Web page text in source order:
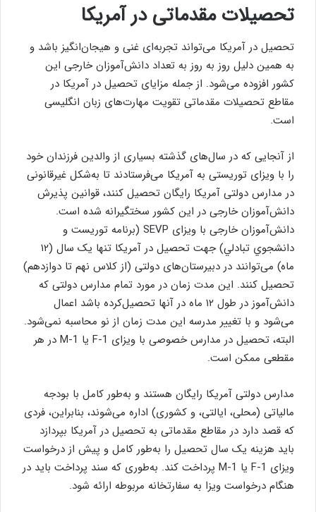
تحصیلات مقدماتی در آمریکا
تحصیل در آمریکا می‌تواند تجربه‌ای غنی و هیجان‌انگیز باشد و
به همین دلیل روز به روز به تعداد دانش‌آموزان خارجی این
کشور افزوده می‌شود. از جمله مزایای تحصیل در آمریکا در
مقاطع تحصیلات مقدماتی تقویت مهارت‌های زبان انگلیسی
است.
از آنجایی که در سال‌های گذشته بسیاری از والدین فرزندان خود
را با ویزای توریستی به آمریکا می‌فرستادند تا به‌شکل غیرقانونی
در مدارس دولتی آمریکا رایگان تحصیل کنند، قوانین پذیرش
دانش‌آموزان خارجی در این کشور سختگیرانه شده است.
دانش‌آموزان خارجی با ویزای SEVP (برنامه توريست و
دانشجوي تبادلي) جهت تحصیل در آمریکا تنها یک سال (۱۲
ماه) می‌توانند در دبیرستان‌‌های دولتی (از کلاس نهم تا دوازدهم)
تحصیل کنند. این مدت زمان در مورد تمام مدارس دولتی که
دانش‌آموز در طول ۱۲ ماه در آنها تحصیل‌کرده باشد اعمال
می‌شود و با تغییر مدرسه این مدت زمان از نو محاسبه نمی‌شود.
البته، تحصیل در مدارس خصوصی با ویزای F-1 یا M-1 در هر
مقطعی ممکن است.
مدارس دولتی آمریکا رایگان هستند و به‌طور کامل با بودجه
مالیاتی (محلی، ایالتی، و کشوری) اداره می‌شوند، بنابراین، فردی
که قصد دارد در مقاطع مقدماتی به تحصیل در آمریکا بپردازد
باید هزینه یک سال تحصیل را به‌طور کامل و پیش از درخواست
ویزای F-1 یا M-1 پرداخت کند. به‌طوری که سند پرداخت باید در
هنگام درخواست ویزا به سفارتخانه مربوطه ارائه شود.